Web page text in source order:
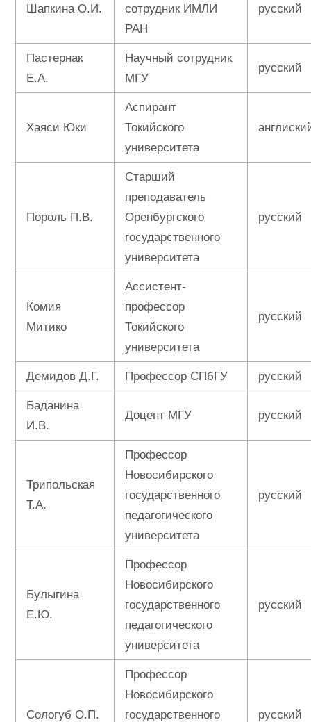
Шапкина О.И.
сотрудник ИМЛИ
РАН
русский
Пастернак
Е.А.
Научный сотрудник
МГУ
русский
Хаяси Юки
Аспирант
Токийского
университета
Пороль П.В.
Старший
преподаватель
Оренбургского
государственного
университета
русский
Комия
Митико
Ассистент-
профессор
Токийского
университета
русский
Демидов Д.Г. Профессор СПбГУ русский
Баданина
И.В.
Доцент МГУ русский
Трипольская
Т.А.
Профессор
Новосибирского
государственного
педагогического
университета
русский
Булыгина
Е.Ю.
Профессор
Новосибирского
государственного
педагогического
университета
русский
Сологуб О.П.
Профессор
Новосибирского
государственного
русский